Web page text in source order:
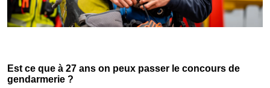
Est ce que à 27 ans on peux passer le concours de
gendarmerie ?